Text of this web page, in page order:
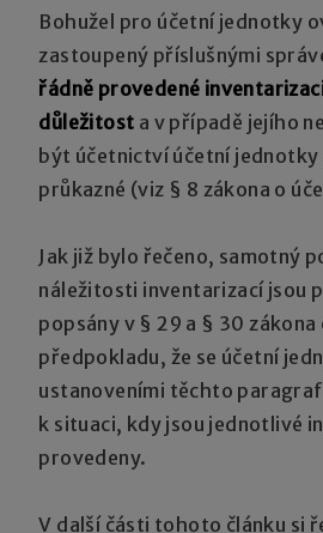
Bohužel pro účetní jednotky
zastoupený příslušnými
řádně provedené
důležitost a v případě jejího
být účetnictví účetní jednotky
průkazné (viz § 8 zákona o
Jak již bylo řečeno, samotný
náležitosti inventarizací jsou
popsány v § 29 a § 30
předpokladu, že se účetní
ustanoveními těchto
k situaci, kdy jsou jednotlivé
provedeny.
V další části tohoto článku si